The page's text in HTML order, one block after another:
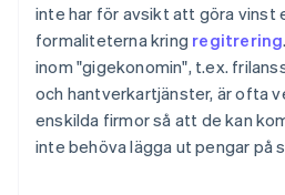
inte har för avsikt att göra vinst
formaliteterna kring regitrering
inom "gigekonomin", t.ex.
och hantverkartjänster, är ofta
enskilda firmor så att de kan
inte behöva lägga ut pengar på